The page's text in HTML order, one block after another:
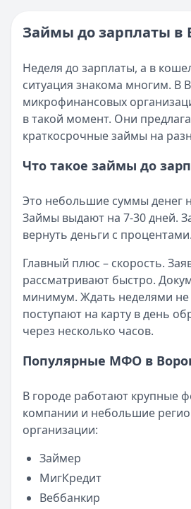
Категория:МФО и микрозаймы
Все статьи
Возврат переплаты в «Займере»:
Опубликовано:5 декабря 2025 г.
Категория:МФО
Читать новость
Срочный микрозайм 15 000 ₽ на
Кратко:Нужны 15 000 рублей на
Категория:МФО
Рекордный рост доли клиентов
Кратко:В III квартале 2025 года
Опубликовано:5 декабря 2025 г.
Категория: МФО
57 сервисов микрозаймов через
Авторизация через
Опубликовано:
23 ноября 2025 г.
Категория:
Читать новость
Кратко:Пришло СМС об
Опубликовано:23 ноября 2025 г.
Категория:МФО
Все новости
Займы до зарплаты в
Неделя до зарплаты, а в
ситуация знакома многим. В
микрофинансовых
в такой момент. Они
краткосрочные займы на
Что такое займы до
Это небольшие суммы денег
Займы выдают на 7-30 дней.
вернуть деньги с процентами.
Главный плюс – скорость.
рассматривают быстро.
минимум. Ждать неделями не
поступают на карту в день
через несколько часов.
Популярные МФО в
В городе работают крупные
компании и небольшие
организации:
Займер
МигКредит
Веббанкир